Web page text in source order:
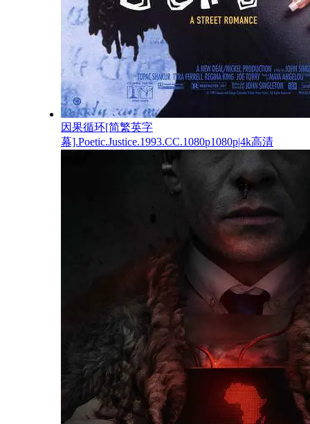
因果循环[简繁英字
幕].Poetic.Justice.1993.CC.1080p1080p|4k高清